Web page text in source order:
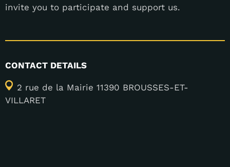
invite you to participate and support us.
CONTACT DETAILS
2 rue de la Mairie 11390 BROUSSES-ET-
VILLARET